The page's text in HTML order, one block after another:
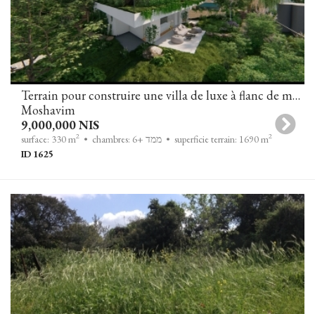
Terrain pour construire une villa de luxe à flanc de montagne avec vue dégagée sur la verdure et la mer à Zichron Yaakov
Moshavim
9,000,000 NIS
surface: 330 m2 • chambres: 6+ ממד • superficie terrain: 1690 m2
ID 1625